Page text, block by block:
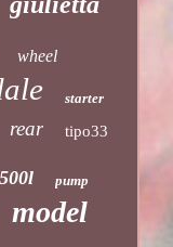
wheel
starter
rear tipo33
500l pump
model